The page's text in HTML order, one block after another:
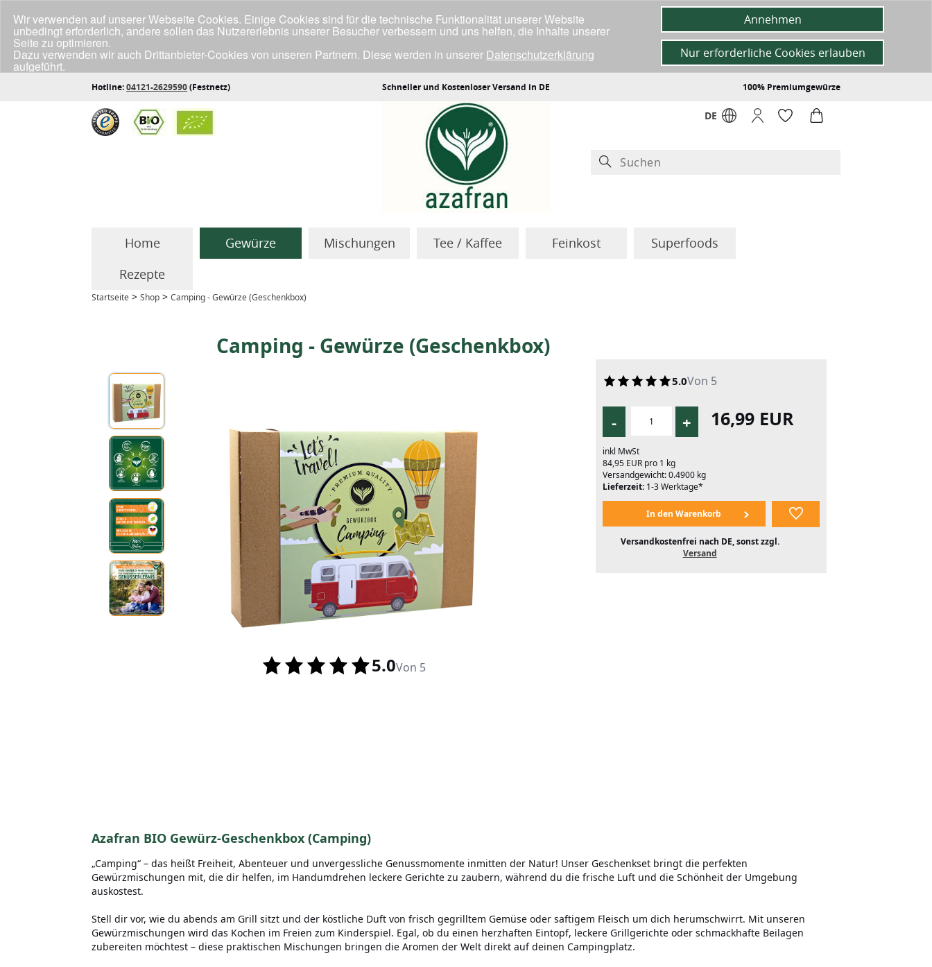
Hotline:04121-2629590(Festnetz) Schneller und Kostenloser Versand in DE 100% Premiumgewürze
DE
Home Gewürze Mischungen Tee / Kaffee Feinkost
Superfoods
Rezepte
Startseite > Shop > Camping - Gewürze (Geschenkbox)
Camping - Gewürze (Geschenkbox)
5.0Von 5
5.0Von 5
- + 16,99 EUR
inkl MwSt
84,95 EUR pro 1 kg
Versandgewicht: 0.4900 kg
Lieferzeit:1-3 Werktage*
Versandkostenfrei nach DE, sonst zzgl.
Versand
Azafran BIO Gewürz-Geschenkbox (Camping)
„Camping“ – das heißt Freiheit, Abenteuer und unvergessliche Genussmomente inmitten der Natur! Unser Geschenkset bringt die perfekten
Gewürzmischungen mit, die dir helfen, im Handumdrehen leckere Gerichte zu zaubern, während du die frische Luft und die Schönheit der Umgebung
auskostest.
Stell dir vor, wie du abends am Grill sitzt und der köstliche Duft von frisch gegrilltem Gemüse oder saftigem Fleisch um dich herumschwirrt. Mit unseren
Gewürzmischungen wird das Kochen im Freien zum Kinderspiel. Egal, ob du einen herzhaften Eintopf, leckere Grillgerichte oder schmackhafte Beilagen
zubereiten möchtest – diese praktischen Mischungen bringen die Aromen der Welt direkt auf deinen Campingplatz.
Wir verwenden auf unserer Webseite Cookies. Einige Cookies sind für die technische Funktionalität unserer Website
unbedingt erforderlich, andere sollen das Nutzererlebnis unserer Besucher verbessern und uns helfen, die Inhalte unserer
Seite zu optimieren.
Dazu verwenden wir auch Drittanbieter-Cookies von unseren Partnern. Diese werden in unserer Datenschutzerklärung
aufgeführt.
Klicke unten auf "Annehmen", wenn du mit der Verwendung aller Cookies einverstanden bist.
Annehmen
Nur erforderliche Cookies erlauben